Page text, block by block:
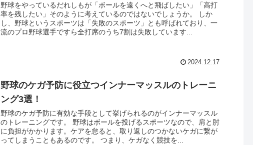
野球をやっているだれしもが「ボールを遠くへと飛ばしたい」「高打
率を残したい」そのように考えているのではないでしょうか。 しか
し、野球というスポーツは「失敗のスポーツ」とも呼ばれており、一
流のプロ野球選手ですら全打席のうち7割は失敗しています...
2024.12.17
野球のケガ予防に役立つインナーマッスルのトレーニ
ング3選！
野球のケガ予防に有効な手段として挙げられるのがインナーマッスル
のトレーニングです。 野球はボールを投げるスポーツなので、肩と肘
に負担がかかります。ケアを怠ると、取り返しのつかないケガに繋が
ってしまうこともあるのです。 つまり、ケガなく競技を...